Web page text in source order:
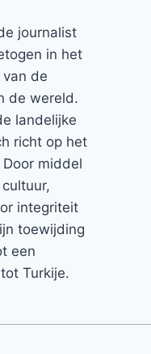
journalist
in het
de
de wereld.
landelijke
richt op het
middel
integriteit
toewijding
een
Turkije.